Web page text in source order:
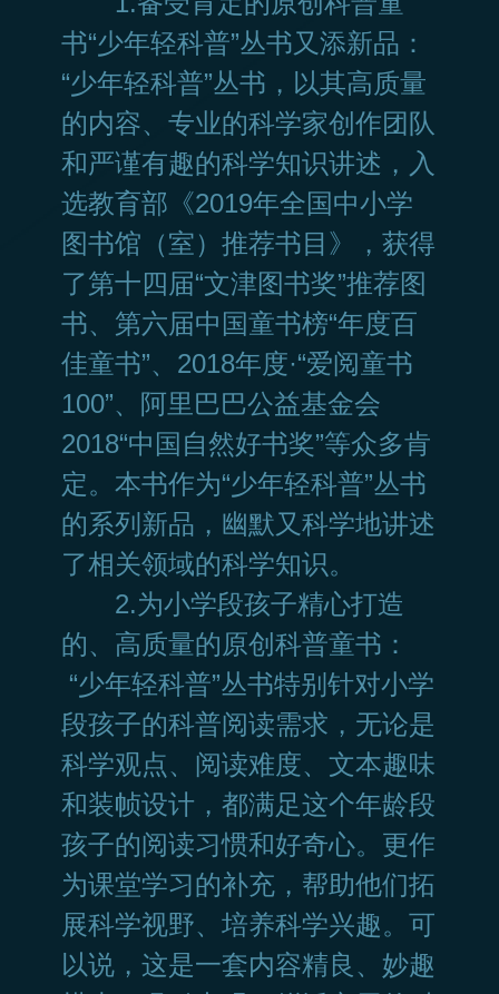
书“少年轻科普”丛书又添新品：
“少年轻科普”丛书，以其高质量
的内容、专业的科学家创作团队
和严谨有趣的科学知识讲述，入
选教育部《2019年全国中小学
图书馆（室）推荐书目》，获得
了第十四届“文津图书奖”推荐图
书、第六届中国童书榜“年度百
佳童书”、2018年度·“爱阅童书
100”、阿里巴巴公益基金会
2018“中国自然好书奖”等众多肯
定。本书作为“少年轻科普”丛书
的系列新品，幽默又科学地讲述
了相关领域的科学知识。
2.为小学段孩子精心打造
的、高质量的原创科普童书：
“少年轻科普”丛书特别针对小学
段孩子的科普阅读需求，无论是
科学观点、阅读难度、文本趣味
和装帧设计，都满足这个年龄段
孩子的阅读习惯和好奇心。更作
为课堂学习的补充，帮助他们拓
展科学视野、培养科学兴趣。可
以说，这是一套内容精良、妙趣